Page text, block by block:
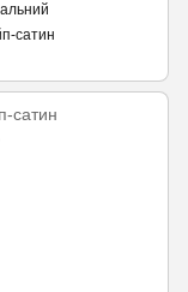
сатин